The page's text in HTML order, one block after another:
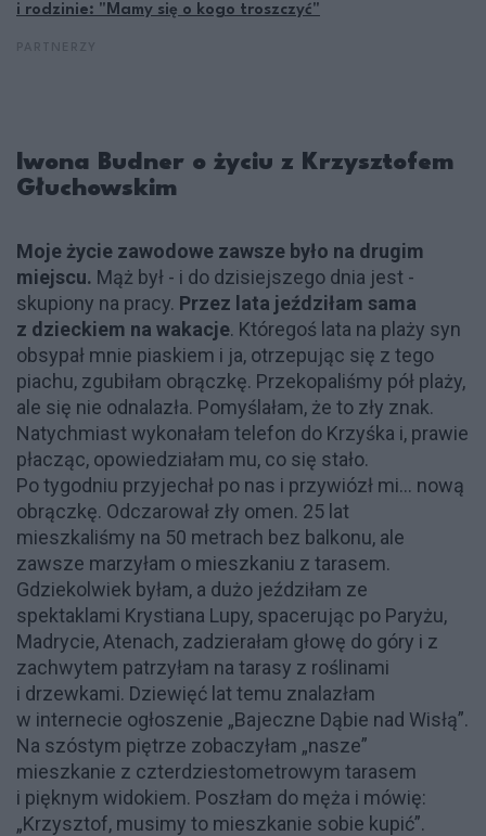
i rodzinie: "Mamy się o kogo troszczyć"
Iwona Budner o życiu z Krzysztofem
Głuchowskim
Moje życie zawodowe zawsze było na drugim
miejscu. Mąż był - i do dzisiejszego dnia jest -
skupiony na pracy. Przez lata jeździłam sama
z dzieckiem na wakacje. Któregoś lata na plaży syn
obsypał mnie piaskiem i ja, otrzepując się z tego
piachu, zgubiłam obrączkę. Przekopaliśmy pół plaży,
ale się nie odnalazła. Pomyślałam, że to zły znak.
Natychmiast wykonałam telefon do Krzyśka i, prawie
płacząc, opowiedziałam mu, co się stało.
Po tygodniu przyjechał po nas i przywiózł mi... nową
obrączkę. Odczarował zły omen. 25 lat
mieszkaliśmy na 50 metrach bez balkonu, ale
zawsze marzyłam o mieszkaniu z tarasem.
Gdziekolwiek byłam, a dużo jeździłam ze
spektaklami Krystiana Lupy, spacerując po Paryżu,
Madrycie, Atenach, zadzierałam głowę do góry i z
zachwytem patrzyłam na tarasy z roślinami
i drzewkami. Dziewięć lat temu znalazłam
w internecie ogłoszenie „Bajeczne Dąbie nad Wisłą”.
Na szóstym piętrze zobaczyłam „nasze”
mieszkanie z czterdziestometrowym tarasem
i pięknym widokiem. Poszłam do męża i mówię:
„Krzysztof, musimy to mieszkanie sobie kupić”.